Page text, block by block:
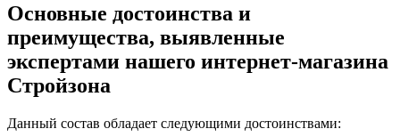
Основные достоинства и
преимущества, выявленные
экспертами нашего интернет-магазина
Стройзона
Данный состав обладает следующими достоинствами: